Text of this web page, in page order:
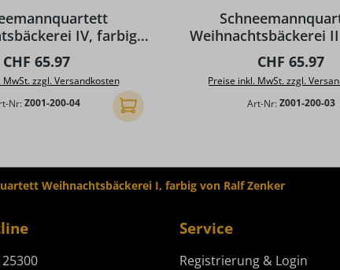
IV, farbig
Ralf Zenker
Regulärer Preis:
CHF 65.97
MwSt. zzgl. Versandkosten
Nr:Z001-200-04 In den Warenkorb
Weihnachtsbäckerei
von Ralf Zenker
Regulärer
CHF 65.97
Preise inkl. MwSt. zzgl.
Art-Nr:Z001-200-03
Weihnachtsbäckerei I, farbig von Ralf Zenker
Service
Registrierung & Login